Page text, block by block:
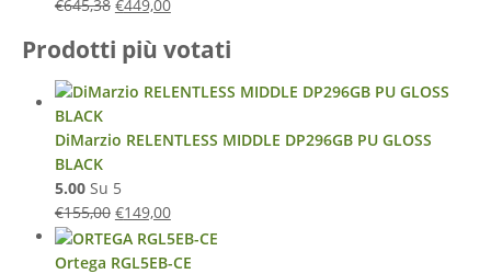
€645,38 €449,00
Prodotti più votati
DiMarzio RELENTLESS MIDDLE DP296GB PU GLOSS
BLACK
5.00Su 5
€155,00 €149,00
Ortega RGL5EB-CE